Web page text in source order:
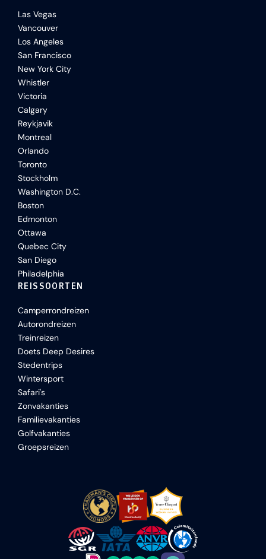
Las Vegas
Vancouver
Los Angeles
San Francisco
New York City
Whistler
Victoria
Calgary
Reykjavik
Montreal
Orlando
Toronto
Stockholm
Washington D.C.
Boston
Edmonton
Ottawa
Quebec City
San Diego
Philadelphia
REISSOORTEN
Camperrondreizen
Autorondreizen
Treinreizen
Doets Deep Desires
Stedentrips
Wintersport
Safari's
Zonvakanties
Familievakanties
Golfvakanties
Groepsreizen